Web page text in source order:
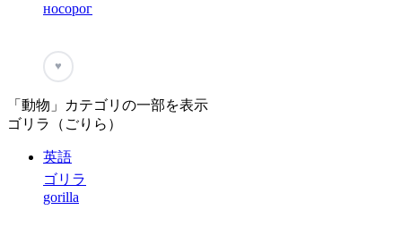
носорог
♥
「動物」カテゴリの一部を表示
ゴリラ（ごりら）
英語
ゴリラ
gorilla